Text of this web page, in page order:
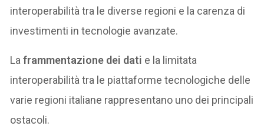
interoperabilità tra le diverse regioni e la carenza di
investimenti in tecnologie avanzate.
Laframmentazione dei dati e la limitata
interoperabilità tra le piattaforme tecnologiche delle
varie regioni italiane rappresentano uno dei principali
ostacoli.